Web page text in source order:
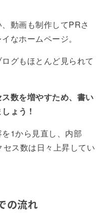
動画も制作してPRさ
なホームページ。
グもほとんど見られて
数を増やすため、書い
ょう !
1から見直し、内部
ス数は日々上昇してい
の流れ